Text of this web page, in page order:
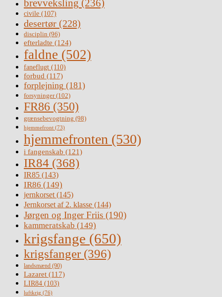
brevveksling (236)
civile (107)
desertør (228)
disciplin (96)
efterladte (124)
faldne (502)
faneflugt (110)
forbud (117)
forplejning (181)
forsyninger(102)
FR86 (350)
grænsebevogtning (98)
hjemmefront (73)
hjemmefronten (530)
i fangenskab (121)
IR84 (368)
IR85 (143)
IR86 (149)
jernkorset(145)
Jernkorset af 2. klasse (144)
Jørgen og Inger Friis (190)
kammeratskab (149)
krigsfange (650)
krigsfanger (396)
landsmænd (90)
Lazaret (117)
LIR84 (103)
luftkrig (76)